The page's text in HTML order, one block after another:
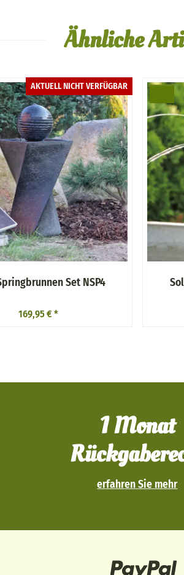
Ähnliche
AKTUELL NICHT VERFÜGBAR
Set NSP4
169,95 € *
1 Monat
erfahren Sie mehr